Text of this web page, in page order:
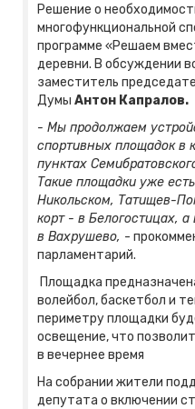
Решение о
многофункциональной
программе «Решаем
деревни. В обсуждении
заместитель
Думы Антон Капралов.
- Мы продолжаем
спортивных площадок в
пунктах
Такие площадки уже
Никольском, Татищев-
корт - в Белогостицах,
в Вахрушево, -
парламентарий.
Площадка
волейбол, баскетбол и
периметру площадки
освещение, что
в вечернее время
На собрании жители
депутата о включении